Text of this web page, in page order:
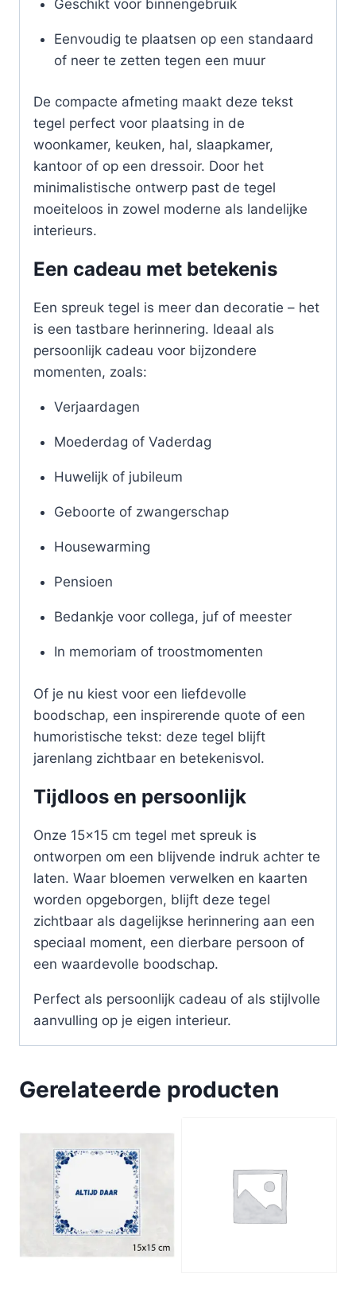
Geschikt voor binnengebruik
Eenvoudig te plaatsen op een standaard
of neer te zetten tegen een muur
De compacte afmeting maakt deze tekst
tegel perfect voor plaatsing in de
woonkamer, keuken, hal, slaapkamer,
kantoor of op een dressoir. Door het
minimalistische ontwerp past de tegel
moeiteloos in zowel moderne als landelijke
interieurs.
Een cadeau met betekenis
Een spreuk tegel is meer dan decoratie – het
is een tastbare herinnering. Ideaal als
persoonlijk cadeau voor bijzondere
momenten, zoals:
Verjaardagen
Moederdag of Vaderdag
Huwelijk of jubileum
Geboorte of zwangerschap
Housewarming
Pensioen
Bedankje voor collega, juf of meester
In memoriam of troostmomenten
Of je nu kiest voor een liefdevolle
boodschap, een inspirerende quote of een
humoristische tekst: deze tegel blijft
jarenlang zichtbaar en betekenisvol.
Tijdloos en persoonlijk
Onze 15×15 cm tegel met spreuk is
ontworpen om een blijvende indruk achter te
laten. Waar bloemen verwelken en kaarten
worden opgeborgen, blijft deze tegel
zichtbaar als dagelijkse herinnering aan een
speciaal moment, een dierbare persoon of
een waardevolle boodschap.
Perfect als persoonlijk cadeau of als stijlvolle
aanvulling op je eigen interieur.
Gerelateerde producten